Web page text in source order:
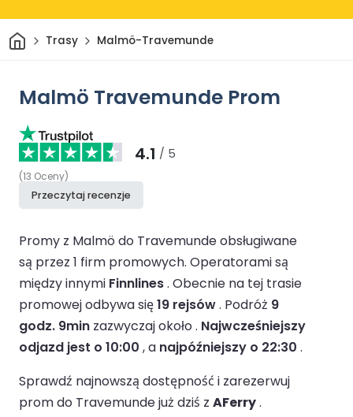
DomTrasy Malmö-Travemunde
Malmö Travemunde Prom
4.1 / 5
(13 Oceny)
Przeczytaj recenzje
Promy z Malmö do Travemunde obsługiwane
są przez 1 firm promowych. Operatorami są
między innymi Finnlines. Obecnie na tej trasie
promowej odbywa się19 rejsów. Podróż 9
godz. 9min zazwyczaj około . Najwcześniejszy
odjazd jest o 10:00 , a najpóźniejszy o 22:30 .
Sprawdź najnowszą dostępność i zarezerwuj
prom do Travemunde już dziś z AFerry.